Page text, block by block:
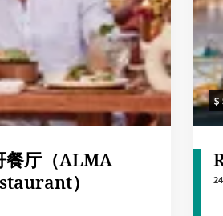
餐厅（ALMA
）